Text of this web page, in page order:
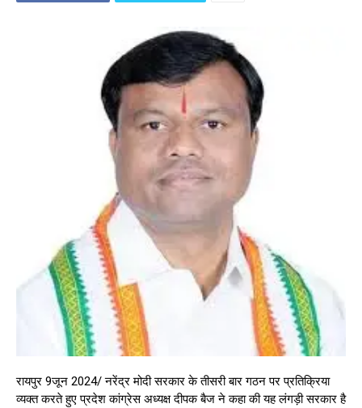
रायपुर 9जून 2024/ नरेंद्र मोदी सरकार के तीसरी बार गठन पर प्रतिक्रिया
व्यक्त करते हुए प्रदेश कांग्रेस अध्यक्ष दीपक बैज ने कहा की यह लंगड़ी सरकार है